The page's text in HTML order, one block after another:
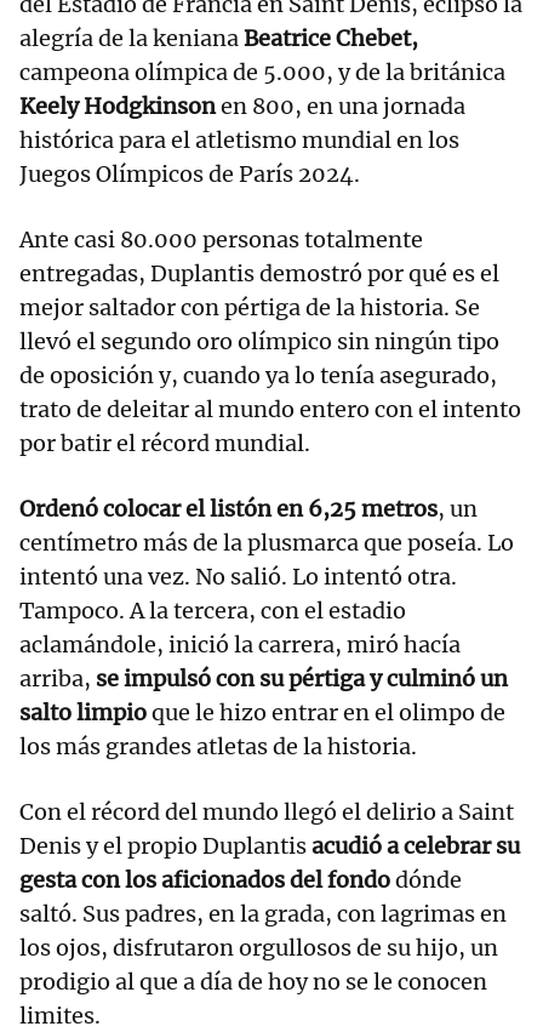
alegría de la kenianaBeatrice Chebet,
campeona olímpica de 5.000, y de la británica
Keely Hodgkinsonen 800, en una jornada
histórica para el atletismo mundial en los
Juegos Olímpicos de París 2024.
Ante casi 80.000 personas totalmente
entregadas, Duplantis demostró por qué es el
mejor saltador con pértiga de la historia. Se
llevó el segundo oro olímpico sin ningún tipo
de oposición y, cuando ya lo tenía asegurado,
trato de deleitar al mundo entero con el intento
por batir el récord mundial.
Ordenó colocar el listón en 6,25 metros, un
centímetro más de la plusmarca que poseía. Lo
intentó una vez. No salió. Lo intentó otra.
Tampoco. A la tercera, con el estadio
aclamándole, inició la carrera, miró hacía
arriba, se impulsó con su pértiga y culminó un
salto limpioque le hizo entrar en el olimpo de
los más grandes atletas de la historia.
Con el récord del mundo llegó el delirio a Saint
Denis y el propio Duplantisacudió a celebrar su
gesta con los aficionados del fondodónde
saltó. Sus padres, en la grada, con lagrimas en
los ojos, disfrutaron orgullosos de su hijo, un
prodigio al que a día de hoy no se le conocen
limites.